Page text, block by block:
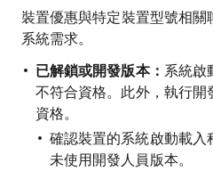
裝置優惠與特定裝置型號相
系統需求。
已解鎖或開發版本： 系統啟
不符合資格。此外，執行開
資格。
確認裝置的系統啟動載
未使用開發人員版本。